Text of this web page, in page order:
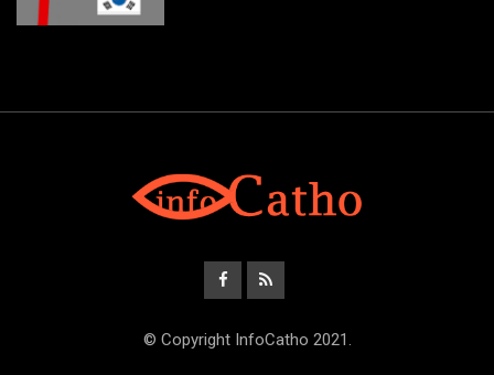
© Copyright InfoCatho 2021.